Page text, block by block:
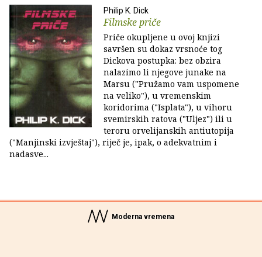
Philip K. Dick
Filmske priče
Priče okupljene u ovoj knjizi
savršen su dokaz vrsnoće tog
Dickova postupka: bez obzira
nalazimo li njegove junake na
Marsu ("Pružamo vam uspomene
na veliko"), u vremenskim
koridorima ("Isplata"), u vihoru
svemirskih ratova ("Uljez") ili u
teroru orvelijanskih antiutopija
("Manjinski izvještaj"), riječ je, ipak, o adekvatnim i
nadasve...
Moderna vremena